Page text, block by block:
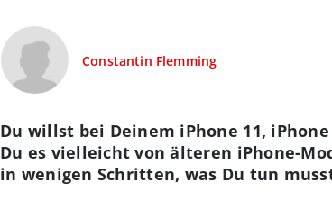
Constantin Flemming
Du willst bei Deinem iPhone 11,
Du es vielleicht von älteren iPhone-
in wenigen Schritten, was Du tun